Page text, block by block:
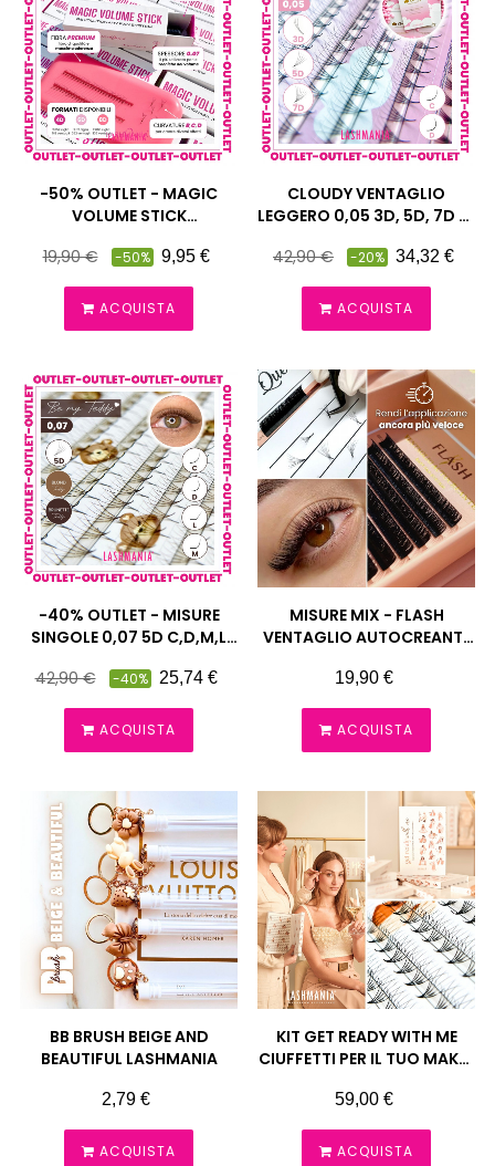
-50% OUTLET - MAGIC
VOLUME STICK
SYSTEM EXTENSION CIGLIA
Prezzo
19,90 € -50% Prezzo
9,95 €
ACQUISTA
CLOUDY VENTAGLIO
LEGGERO 0,05 3D, 5D, 7D C,
Prezzo
42,90 € -20% Prezzo
34,32 €
ACQUISTA
-40% OUTLET - MISURE
SINGOLE 0,07 5D C,D,M,L
CIUFFETTI BE MY TEDDY
LASHMANIA
Prezzo
42,90 € -40% Prezzo
25,74 €
ACQUISTA
MISURE MIX - FLASH
VENTAGLIO AUTOCREANTE
L, M
Prezzo
19,90 €
ACQUISTA
BB BRUSH BEIGE AND
BEAUTIFUL LASHMANIA
Prezzo
2,79 €
ACQUISTA
KIT GET READY WITH ME
CIUFFETTI PER IL TUO MAKE-
LASHMANIA
Prezzo
59,00 €
ACQUISTA